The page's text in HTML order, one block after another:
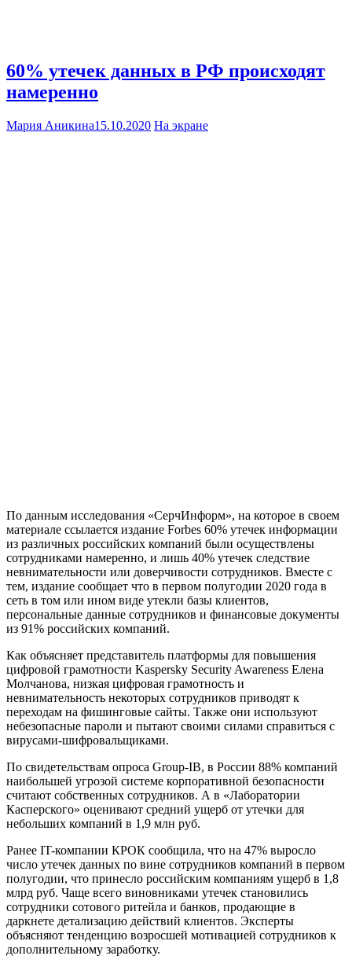
60% утечек данных в РФ происходят
намеренно
Мария Аникина15.10.2020 На экране
По данным исследования «СерчИнформ», на которое в своем
материале ссылается издание Forbes 60% утечек информации
из различных российских компаний были осуществлены
сотрудниками намеренно, и лишь 40% утечек следствие
невнимательности или доверчивости сотрудников. Вместе с
тем, издание сообщает что в первом полугодии 2020 года в
сеть в том или ином виде утекли базы клиентов,
персональные данные сотрудников и финансовые документы
из 91% российских компаний.
Как объясняет представитель платформы для повышения
цифровой грамотности Kaspersky Security Awareness Елена
Молчанова, низкая цифровая грамотность и
невнимательность некоторых сотрудников приводят к
переходам на фишинговые сайты. Также они используют
небезопасные пароли и пытают своими силами справиться с
вирусами-шифровальщиками.
По свидетельствам опроса Group-IB, в России 88% компаний
наибольшей угрозой системе корпоративной безопасности
считают собственных сотрудников. А в «Лаборатории
Касперского» оценивают средний ущерб от утечки для
небольших компаний в 1,9 млн руб.
Ранее IT-компании КРОК сообщила, что на 47% выросло
число утечек данных по вине сотрудников компаний в первом
полугодии, что принесло российским компаниям ущерб в 1,8
млрд руб. Чаще всего виновниками утечек становились
сотрудники сотового ритейла и банков, продающие в
даркнете детализацию действий клиентов. Эксперты
объясняют тенденцию возросшей мотивацией сотрудников к
дополнительному заработку.